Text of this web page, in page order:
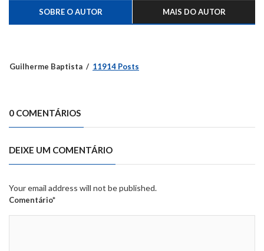
SOBRE O AUTOR MAIS DO AUTOR
Guilherme Baptista 11914 Posts
0 COMENTÁRIOS
DEIXE UM COMENTÁRIO
Your email address will not be published.
Comentário*